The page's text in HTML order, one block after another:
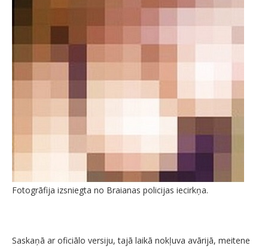
Fotogrāfija izsniegta no Braianas policijas iecirkņa.
Saskaņā ar oficiālo versiju, tajā laikā nokļuva avārijā, meitene